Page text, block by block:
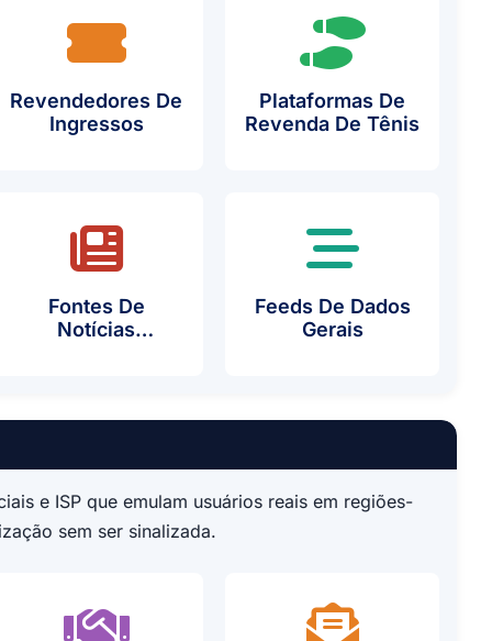
Revendedores De
Ingressos
Plataformas De
Revenda De Tênis
Fontes De
Notícias
Feeds De Dados
Gerais
e ISP que emulam usuários reais em regiões-
sem ser sinalizada.